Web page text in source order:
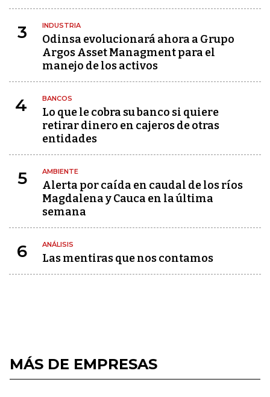
3 INDUSTRIA
Odinsa evolucionará ahora a Grupo
Argos Asset Managment para el
manejo de los activos
4 BANCOS
Lo que le cobra su banco si quiere
retirar dinero en cajeros de otras
entidades
5 AMBIENTE
Alerta por caída en caudal de los ríos
Magdalena y Cauca en la última
semana
6 ANÁLISIS
Las mentiras que nos contamos
MÁS DE EMPRESAS